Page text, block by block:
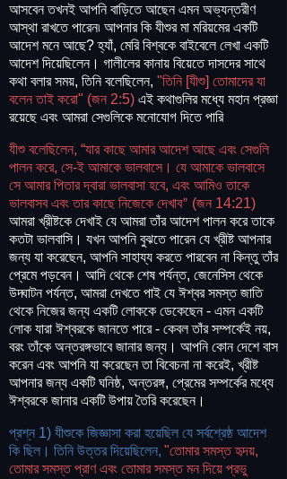
আসবেন তখনই আপনি বাড়িতে আছেন এমন অভ্যন্তরীণ
আস্থা রাখতে পারেন৷ আপনার কি যীশুর মা মরিয়মের একটি
আদেশ মনে আছে? হ্যাঁ, মেরি বিশ্বকে বাইবেলে লেখা একটি
আদেশ দিয়েছিলেন। গালীলের কানায় বিয়েতে দাসদের সাথে
কথা বলার সময়, তিনি বলেছিলেন, "তিনি [যীশু] তোমাদের যা
বলেন তাই করো" (জন 2:5) এই কথাগুলির মধ্যে মহান প্রজ্ঞা
রয়েছে এবং আমরা সেগুলিকে মনোযোগ দিতে পারি
যীশু বলেছিলেন, “যার কাছে আমার আদেশ আছে এবং সেগুলি
পালন করে, সে-ই আমাকে ভালবাসে। যে আমাকে ভালবাসে
সে আমার পিতার দ্বারা ভালবাসা হবে, এবং আমিও তাকে
ভালবাসব এবং তার কাছে নিজেকে দেখাব” (জন 14:21)
আমরা খ্রীষ্টকে দেখাই যে আমরা তাঁর আদেশ পালন করে তাকে
কতটা ভালবাসি। যখন আপনি বুঝতে পারেন যে খ্রীষ্ট আপনার
জন্য যা করেছেন, আপনি সাহায্য করতে পারবেন না কিন্তু তাঁর
প্রেমে পড়বেন। আদি থেকে শেষ পর্যন্ত, জেনেসিস থেকে
উদ্ঘাটন পর্যন্ত, আমরা দেখতে পাই যে ঈশ্বর সমস্ত জাতি
থেকে নিজের জন্য একটি লোককে ডেকেছেন - এমন একটি
লোক যারা ঈশ্বরকে জানতে পারে - কেবল তাঁর সম্পর্কেই নয়,
বরং তাঁকে অন্তরঙ্গভাবে জানার জন্য। আপনি কোন দেশে বাস
করেন এবং আপনি যা করেছেন তা বিবেচনা না করেই, খ্রীষ্ট
আপনার জন্য একটি ঘনিষ্ঠ, অন্তরঙ্গ, প্রেমের সম্পর্কের মধ্যে
ঈশ্বরকে জানার একটি উপায় তৈরি করেছেন।
প্রশ্ন 1) যীশুকে জিজ্ঞাসা করা হয়েছিল যে সর্বশ্রেষ্ঠ আদেশ
কি ছিল। তিনি উত্তর দিয়েছিলেন, "তোমার সমস্ত হৃদয়,
তোমার সমস্ত প্রাণ এবং তোমার সমস্ত মন দিয়ে প্রভু